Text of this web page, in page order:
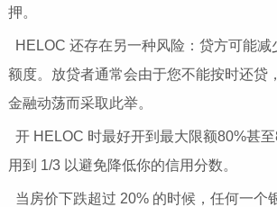
押。
HELOC 还存在另一种风险：贷方可能减
额度。放贷者通常会由于您不能按时还贷
金融动荡而采取此举。
开 HELOC 时最好开到最大限额80%甚
用到 1/3 以避免降低你的信用分数。
当房价下跌超过 20% 的时候，任何一个